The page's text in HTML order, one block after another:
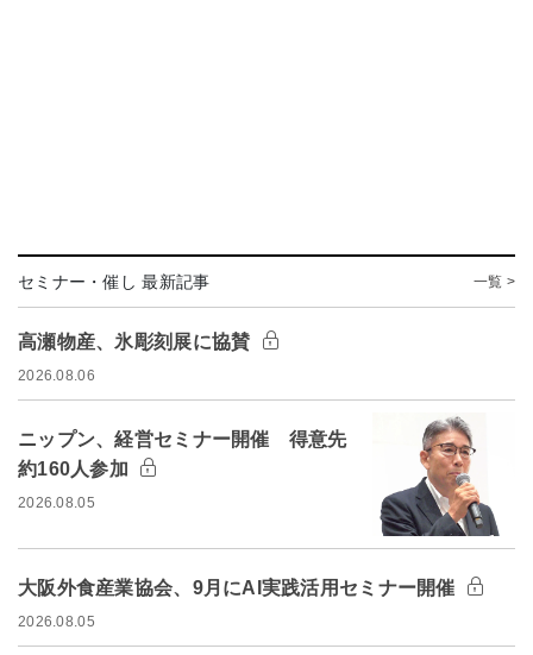
セミナー・催し 最新記事 一覧 >
高瀬物産、氷彫刻展に協賛
2026.08.06
ニップン、経営セミナー開催 得意先
約160人参加
2026.08.05
大阪外食産業協会、9月にAI実践活用セミナー開催
2026.08.05